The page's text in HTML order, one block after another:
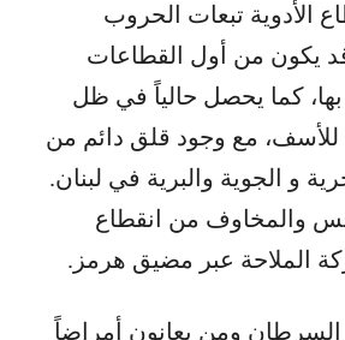
الأدوية تبعات الحروب
قد يكون من أول القطاعات
بها، كما يحصل حالياً في ظل
للأسف، مع وجود قلق دائم من
و الجوية والبرية في لبنان.
والمخاوف من انقطاع
الملاحة عبر مضيق هرمز.
ومن يعانون أمراضاً